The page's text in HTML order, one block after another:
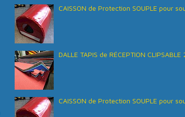
CAISSON de Protection SOUPLE pour
DALLE TAPIS de RÉCEPTION CLIPSABLE
CAISSON de Protection SOUPLE pour